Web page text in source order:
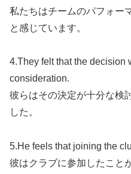
私たちはチームのパフォー
と感じています。
4.They felt that the decision
consideration.
彼らはその決定が十分な検
した。
5.He feels that joining the
彼はクラブに参加したこと